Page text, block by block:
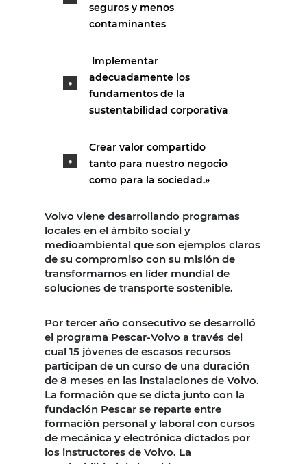
seguros y menos
contaminantes
Implementar
adecuadamente los
fundamentos de la
sustentabilidad corporativa
Crear valor compartido
tanto para nuestro negocio
como para la sociedad.»
Volvo viene desarrollando programas
locales en el ámbito social y
medioambiental que son ejemplos claros
de su compromiso con su misión de
transformarnos en líder mundial de
soluciones de transporte sostenible.
Por tercer año consecutivo se desarrolló
el programa Pescar-Volvo a través del
cual 15 jóvenes de escasos recursos
participan de un curso de una duración
de 8 meses en las instalaciones de Volvo.
La formación que se dicta junto con la
fundación Pescar se reparte entre
formación personal y laboral con cursos
de mecánica y electrónica dictados por
los instructores de Volvo. La